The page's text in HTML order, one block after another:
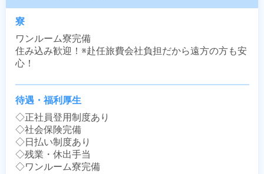
寮
ワンルーム寮完備
住み込み歓迎！※赴任旅費会社負担だから遠方の方も安
心！
待遇・福利厚生
◇正社員登用制度あり
◇社会保険完備
◇日払い制度あり
◇残業・休出手当
◇ワンルーム寮完備